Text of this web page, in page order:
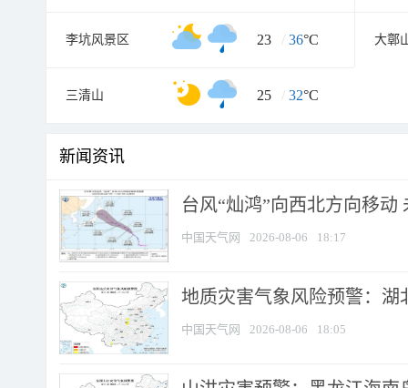
李坑风景区 23 / 36°C 大鄣
三清山 25 / 32°C
新闻资讯
台风“灿鸿”向西北方向移动
中国天气网 2026-08-06 18:17
地质灾害气象风险预警：湖
中国天气网 2026-08-06 18:05